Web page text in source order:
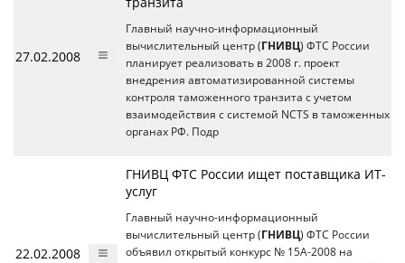
27.02.2008
Главный научно-информационный
вычислительный центр (ГНИВЦ) ФТС России
планирует реализовать в 2008 г. проект
внедрения автоматизированной системы
контроля таможенного транзита с учетом
взаимодействия с системой NCTS в таможенных
органах РФ. Подр
22.02.2008
ГНИВЦ ФТС России ищет поставщика ИТ-
услуг
Главный научно-информационный
вычислительный центр (ГНИВЦ) ФТС России
объявил открытый конкурс № 15A-2008 на